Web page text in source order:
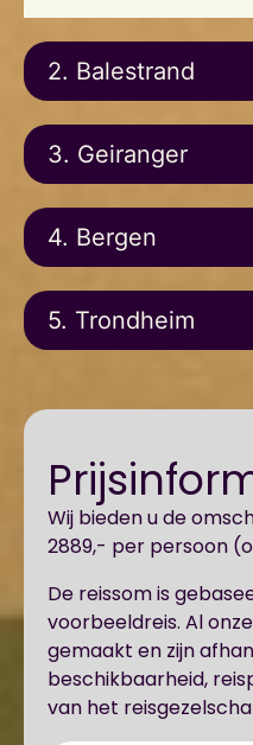
2. Balestrand
3. Geiranger
4. Bergen
5. Trondheim
Wij bieden u de
2889,- per persoon
De reissom is
voorbeeldreis. Al
gemaakt en zijn
beschikbaarheid,
van het